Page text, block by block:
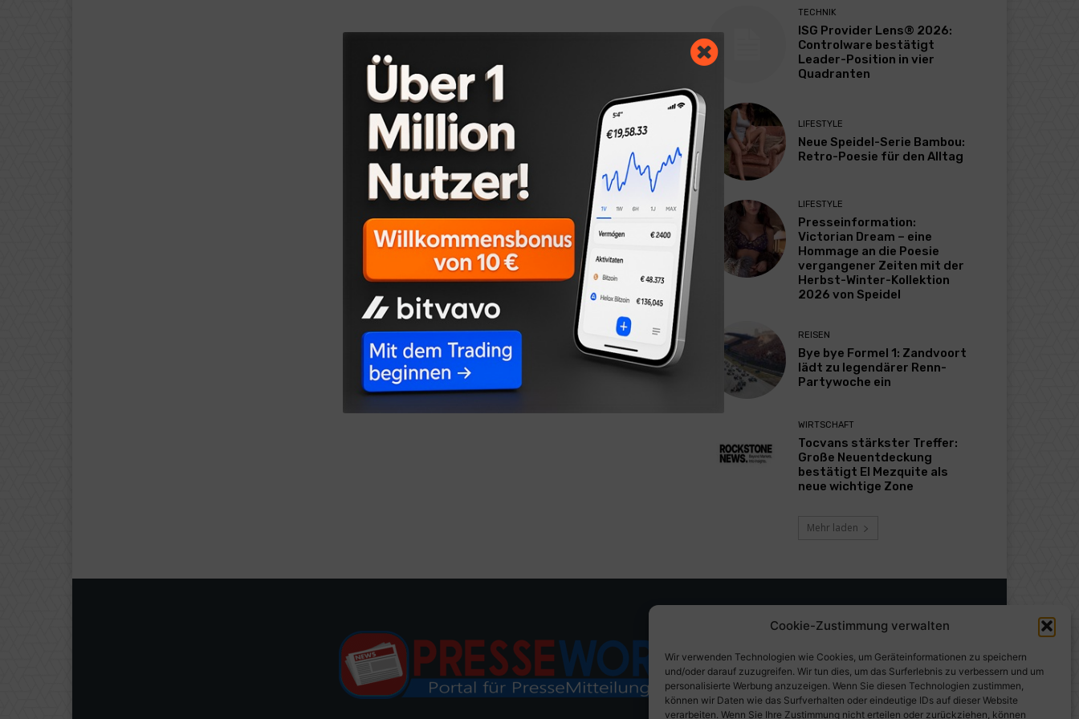
Cookie-Zustimmung verwalten
Wir verwenden Technologien wie Cookies, um Geräteinformationen zu speichern
und/oder darauf zuzugreifen. Wir tun dies, um das Surferlebnis zu verbessern und um
personalisierte Werbung anzuzeigen. Wenn Sie diesen Technologien zustimmen,
können wir Daten wie das Surfverhalten oder eindeutige IDs auf dieser Website
verarbeiten. Wenn Sie Ihre Zustimmung nicht erteilen oder zurückziehen, können
TECHNIK
ISG Provider Lens® 2026:
Controlware bestätigt
Leader-Position in vier
Quadranten
LIFESTYLE
Neue Speidel-Serie Bambou:
Retro-Poesie für den Alltag
LIFESTYLE
Presseinformation:
Victorian Dream – eine
Hommage an die Poesie
vergangener Zeiten mit der
Herbst-Winter-Kollektion
2026 von Speidel
REISEN
Bye bye Formel 1: Zandvoort
lädt zu legendärer Renn-
Partywoche ein
WIRTSCHAFT
Tocvans stärkster Treffer:
Große Neuentdeckung
bestätigt El Mezquite als
neue wichtige Zone
Mehr laden